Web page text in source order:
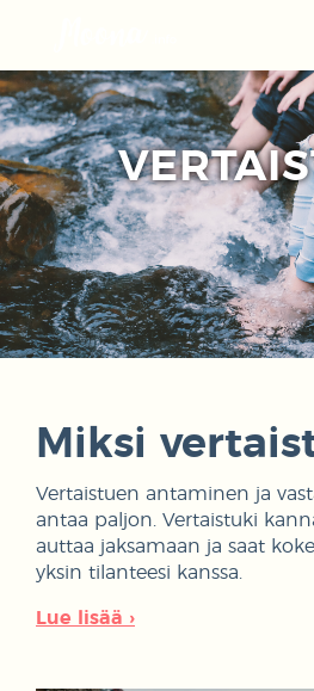
Miksi
Vertaistuen antaminen ja
antaa paljon. Vertaistuki
auttaa jaksamaan ja saat
yksin tilanteesi kanssa.
Lue lisää ›